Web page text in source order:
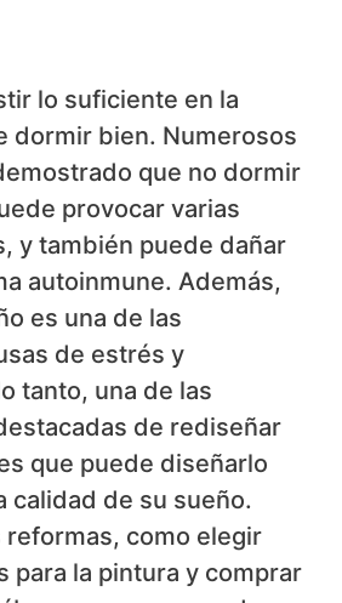
lo suficiente en la
dormir bien. Numerosos
que no dormir
provocar varias
y también puede dañar
autoinmune. Además,
es una de las
de estrés y
tanto, una de las
de rediseñar
que puede diseñarlo
calidad de su sueño.
reformas, como elegir
para la pintura y comprar